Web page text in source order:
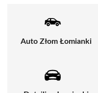
Auto Złom Łomianki